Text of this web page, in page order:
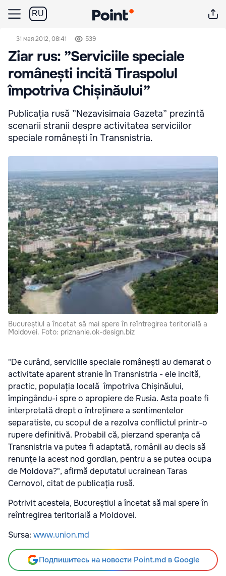
RU
31 мая 2012, 08:41 539
Ziar rus: ”Serviciile speciale
românești incită Tiraspolul
împotriva Chișinăului”
Publicația rusă ”Nezavisimaia Gazeta” prezintă
scenarii stranii despre activitatea serviciilor
speciale românești în Transnistria.
Bucureștiul a încetat să mai spere în reîntregirea teritorială a
Moldovei. Foto: priznanie.ok-design.biz
"De curând, serviciile speciale românești au demarat o
activitate aparent stranie în Transnistria - ele incită,
practic, populația locală împotriva Chișinăului,
împingându-i spre o apropiere de Rusia. Asta poate fi
interpretată drept o întreținere a sentimentelor
separatiste, cu scopul de a rezolva conflictul printr-o
rupere definitivă. Probabil că, pierzand speranța că
Transnistria va putea fi adaptată, românii au decis să
renunțe la acest nod gordian, pentru a se putea ocupa
de Moldova?", afirmă deputatul ucrainean Taras
Cernovol, citat de publicația rusă.
Potrivit acesteia, Bucureștiul a încetat să mai spere în
reîntregirea teritorială a Moldovei.
Sursa: www.union.md
Подпишитесь на новости Point.md в Google